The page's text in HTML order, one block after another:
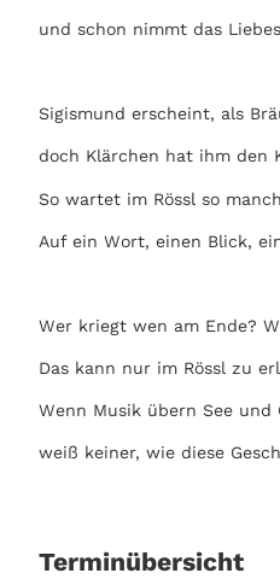
und schon nimmt das
Sigismund erscheint, als
doch Klärchen hat ihm den
So wartet im Rössl so
Auf ein Wort, einen Blick,
Wer kriegt wen am Ende?
Das kann nur im Rössl zu
Wenn Musik übern See und
weiß keiner, wie diese
Terminübersicht